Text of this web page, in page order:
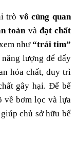
trò vô cùng quan
toànvà đạt chất
như“trái tim”
lượng để đẩy
hóa chất, duy trì
gây hại. Để bể
về bơm lọc và lựa
chủ sở hữu bể